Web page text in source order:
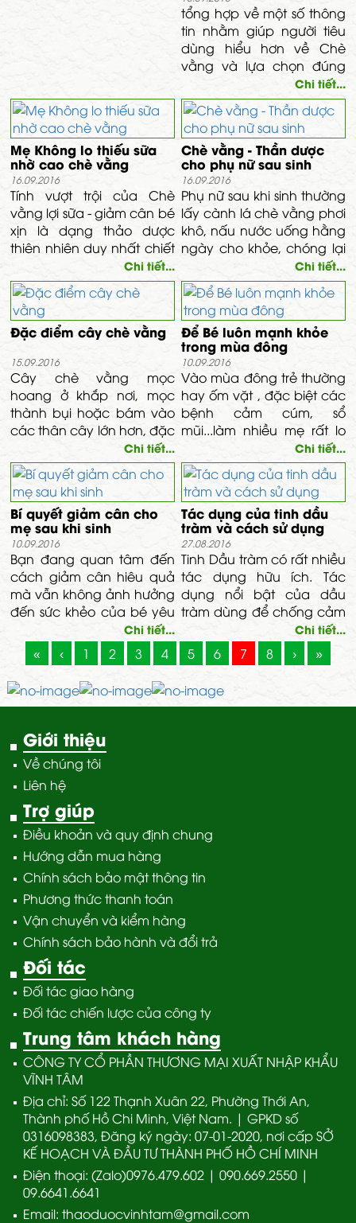
ngăn ngừa và chữa trị
hiệu quả trong các trường
hợp trên.
tổng hợp về một số thông
tin nhằm giúp người tiêu
dùng hiểu hơn về Chè
vằng và lựa chọn đúng
sản phẩm chất lượng,
tránh trường hợp sử dụng
Chè vằng không rõ nguồn
gốc, không được đăng ký
chất lượng, ảnh hưởng
đến sức khỏe người tiêu
dùng.
Chi tiết...
Mẹ Không lo thiếu sữa
nhờ cao chè vằng
16.09.2016
Tính vượt trội của Chè
vằng lợi sữa - giảm cân bé
xịn là dạng thảo dược
thiên nhiên duy nhất chiết
suất từ lá tươi dưới dạng
cao, giữ nguyên tính chất
như lá chè vừa mới thu
hái.
Chi tiết...
Chè vằng - Thần dược
cho phụ nữ sau sinh
16.09.2016
Phụ nữ sau khi sinh thường
lấy cành lá chè vằng phơi
khô, nấu nước uống hằng
ngày cho khỏe, chóng lại
sức, chống thiếu máu, mệt
mỏi, kém ăn
Chi tiết...
Đặc điểm cây chè vằng
15.09.2016
Cây chè vằng mọc
hoang ở khắp nơi, mọc
thành bụi hoặc bám vào
các thân cây lớn hơn, đặc
biệt nhiều ở vùng đồi núi
cao, là loại cây bụi nhỏ,
đường kính thân không
quá 6mm.
Chi tiết...
Để Bé luôn mạnh khỏe
trong mùa đông
10.09.2016
Vào mùa đông trẻ thường
hay ốm vặt , đặc biệt các
bệnh cảm cúm, sổ
mũi...làm nhiều mẹ rất lo
lắng, nguy hiểm hơn là
các bệnh này rất dể lây.
Để bé luôn khỏe vào mùa
đông, các mẹ có thể thực
hiện các cách đơn giản
sau.
Chi tiết...
Bí quyết giảm cân cho
mẹ sau khi sinh
10.09.2016
Bạn đang quan tâm đến
cách giảm cân hiêu quả
mà vẫn không ảnh hưởng
đến sức khẻo của bé yêu
khi con còn bú ? Nhưng
thực hiện chế độ giảm
cân thế nào để vừa đảm
bảo sức khỏe cũng như
thể trạng của mình và
cách nào tốt nhất?
Chi tiết...
Tác dụng của tinh dầu
tràm và cách sử dụng
27.08.2016
Tinh Dầu tràm có rất nhiều
tác dụng hữu ích. Tác
dụng nổi bật của dầu
tràm dùng để chống cảm
lạnh, tránh gió và tránh
ho, Kháng khuẩn, Chống
và trị muỗi, xua đuổi công
Chi tiết...
« ‹ 1 2 3 4 5 6 7 8 › »
Giới thiệu
Về chúng tôi
Liên hệ
Trợ giúp
Điều khoản và quy định chung
Hướng dẫn mua hàng
Chính sách bảo mật thông tin
Phương thức thanh toán
Vận chuyển và kiểm hàng
Chính sách bảo hành và đổi trả
Đối tác
Đối tác giao hàng
Đối tác chiến lược của công ty
Trung tâm khách hàng
CÔNG TY CỔ PHẦN THƯƠNG MẠI XUẤT NHẬP KHẨU
VĨNH TÂM
Địa chỉ: Số 122 Thạnh Xuân 22, Phường Thới An,
Thành phố Hồ Chi Minh, Việt Nam. | GPKD số
0316098383, Đăng ký ngày: 07-01-2020, nơi cấp SỞ
KẾ HOẠCH VÀ ĐẦU TƯ THÀNH PHỐ HỒ CHÍ MINH
Điện thoại: (Zalo)0976.479.602 | 090.669.2550 |
09.6641.6641
Email: thaoduocvinhtam@gmail.com